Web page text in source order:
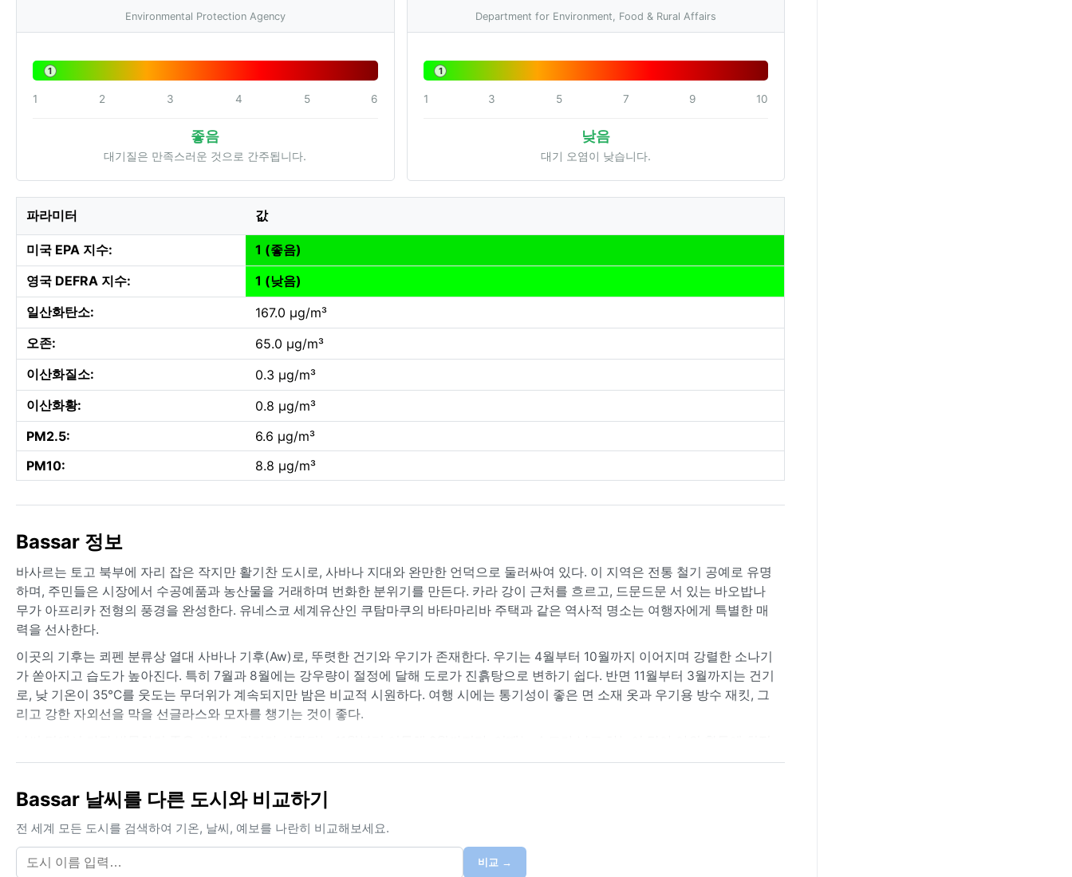
Environmental Protection Agency
1
1 2 3 4 5 6
좋음
대기질은 만족스러운 것으로 간주됩니다.
Department for Environment, Food & Rural Affairs
1
1 3 5 7 9 10
낮음
대기 오염이 낮습니다.
파라미터 값
미국 EPA 지수:
1 (좋음)
영국 DEFRA 지수:
1 (낮음)
일산화탄소:
167.0 µg/m³
오존:
65.0 µg/m³
이산화질소:
0.3 µg/m³
이산화황:
0.8 µg/m³
PM2.5:
6.6 µg/m³
PM10:
8.8 µg/m³
Bassar 정보
바사르는 토고 북부에 자리 잡은 작지만 활기찬 도시로, 사바나 지대와 완만한 언덕으로 둘러싸여 있다. 이 지역은 전통 철기 공예로 유명
하며, 주민들은 시장에서 수공예품과 농산물을 거래하며 번화한 분위기를 만든다. 카라 강이 근처를 흐르고, 드문드문 서 있는 바오밥나
무가 아프리카 전형의 풍경을 완성한다. 유네스코 세계유산인 쿠탐마쿠의 바타마리바 주택과 같은 역사적 명소는 여행자에게 특별한 매
력을 선사한다.
이곳의 기후는 쾨펜 분류상 열대 사바나 기후(Aw)로, 뚜렷한 건기와 우기가 존재한다. 우기는 4월부터 10월까지 이어지며 강렬한 소나기
가 쏟아지고 습도가 높아진다. 특히 7월과 8월에는 강우량이 절정에 달해 도로가 진흙탕으로 변하기 쉽다. 반면 11월부터 3월까지는 건기
로, 낮 기온이 35°C를 웃도는 무더위가 계속되지만 밤은 비교적 시원하다. 여행 시에는 통기성이 좋은 면 소재 옷과 우기용 방수 재킷, 그
리고 강한 자외선을 막을 선글라스와 모자를 챙기는 것이 좋다.
이다. 12월에서 2월 사이에는 사하라 사막에서 불어오는 하르마탄 바람이 찾아오는데, 이 바람은 미세먼지를 실어와 시야를 흐리게 하고
크를 준비하는 것이 현명하다. 열대 사바나 특유의 계절 리듬을 몸으로 느끼고 싶다면 우기 초입의 짧은 기간도 매력적이다.
Bassar 날씨를 다른 도시와 비교하기
전 세계 모든 도시를 검색하여 기온, 날씨, 예보를 나란히 비교해보세요.
비교 →